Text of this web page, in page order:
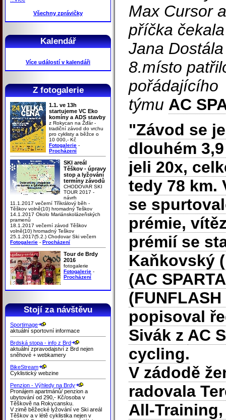
Všechny zprávičky
Kalendář
Více událostí v kalendáři
Z fotogalerie
1.1. ve 13h
startujeme VC Eko
komíny a ADS stavby
z Rokycan na Žďár -
tradiční závod do vrchu
pro cyklisty a běžce o
10 000,- Kč
Fotogalerie -
Procházení
SKI areál
Těškov - úpravy
stop a lyžování
termíny závodů
CHODOVAR SKI
TOUR 2017 -
návrh
11.1.2017 večerní Tříkrálový běh -
Těškov volně(10) hromadný Teškov
14.1.2017 Okolo Mariánskolázeňských
pramenů
18.1.2017 večerní závod Těškov
volně(10) hromadný Teškov
25.1.2017(5.2.) Chodovar Ski večern
Fotogalerie - Procházení
Tour de Brdy
2016
fotogalerie
Fotogalerie -
Procházení
Stojí za návštěvu
Sportimage
aktuální sportovní informace
Brdská stopa - info z Brd
aktuální zpravodajství z Brd nejen
sněhové + webkamery
BikeStream
Cyklistický webzine
Penzion - Výhledy na Brdy
Pronájem apartmánů/ penzion a
ubytování od 290,- Kč/osoba v
Těškově na Rokycansku.
V zimě běžecké lyžování ve Ski areál
Těškov a v létě cyklistika nejen v
Max Cursor
příčka
Jana
8.místo
pořádajícího
týmu AC
"Závod se
dlouhém
jeli 20x,
tedy 78 km.
se
prémie,
prémií se
Kaňkovský
(AC
popisoval
Sivák z AC
cycling.
V zádodě
radovala
All-